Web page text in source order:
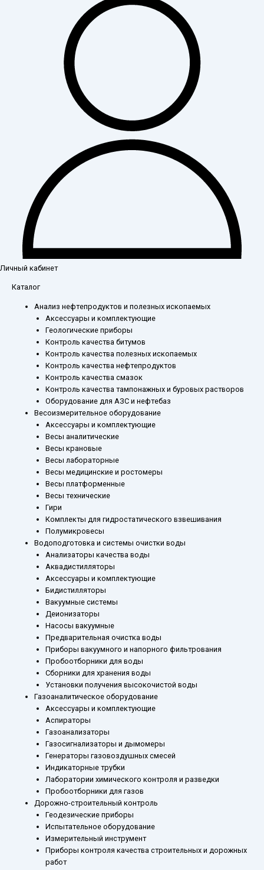
Личный кабинет
Каталог
Анализ нефтепродуктов и полезных ископаемых
Аксессуары и комплектующие
Геологические приборы
Контроль качества битумов
Контроль качества полезных ископаемых
Контроль качества нефтепродуктов
Контроль качества смазок
Контроль качества тампонажных и буровых растворов
Оборудование для АЗС и нефтебаз
Весоизмерительное оборудование
Аксессуары и комплектующие
Весы аналитические
Весы крановые
Весы лабораторные
Весы медицинские и ростомеры
Весы платформенные
Весы технические
Гири
Комплекты для гидростатического взвешивания
Полумикровесы
Водоподготовка и системы очистки воды
Анализаторы качества воды
Аквадистилляторы
Аксессуары и комплектующие
Бидистилляторы
Вакуумные системы
Деионизаторы
Насосы вакуумные
Предварительная очистка воды
Приборы вакуумного и напорного фильтрования
Пробоотборники для воды
Сборники для хранения воды
Установки получения высокочистой воды
Газоаналитическое оборудование
Аксессуары и комплектующие
Аспираторы
Газоанализаторы
Газосигнализаторы и дымомеры
Генераторы газовоздушных смесей
Индикаторные трубки
Лаборатории химического контроля и разведки
Пробоотборники для газов
Дорожно-строительный контроль
Геодезические приборы
Испытательное оборудование
Измерительный инструмент
Приборы контроля качества строительных и дорожных
работ
Количество
Комплект
АКП-14/23-